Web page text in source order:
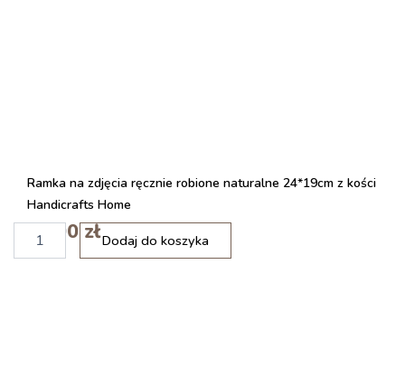
Dodaj do koszyka
Ramka na zdjęcia ręcznie robione naturalne 24*19cm z kości
Handicrafts Home
59,00zł